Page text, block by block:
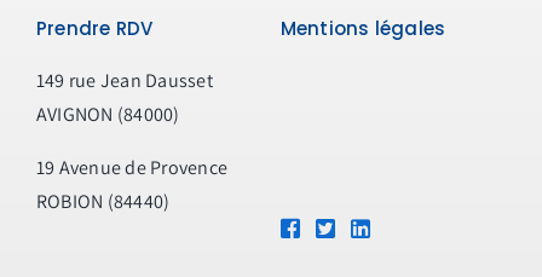
Prendre RDV
149 rue Jean Dausset
AVIGNON (84000)
19 Avenue de Provence
ROBION (84440)
Mentions légales